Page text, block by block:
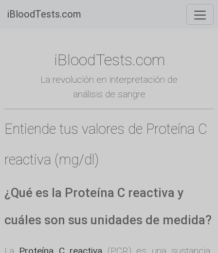
iBloodTests.com
iBloodTests.com
La revolución en interpretación de
análisis de sangre
Entiende tus valores de Proteína C
reactiva (mg/dl)
¿Qué es la Proteína C reactiva y
cuáles son sus unidades de medida?